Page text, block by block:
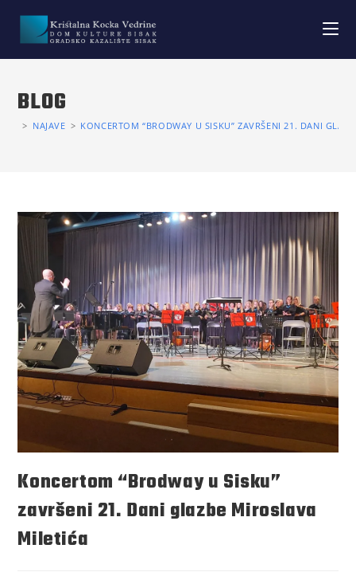
BLOG
> NAJAVE > KONCERTOM “BRODWAY U SISKU” ZAVRŠENI 21. DANI
Koncertom “Brodway u Sisku”
završeni 21. Dani glazbe Miroslava
Miletića